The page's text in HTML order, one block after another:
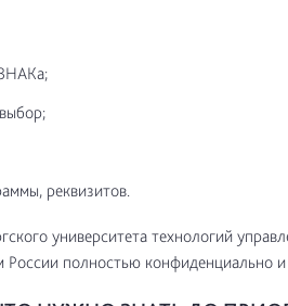
реквизитов.
университета технологий
России полностью конфиденциально и